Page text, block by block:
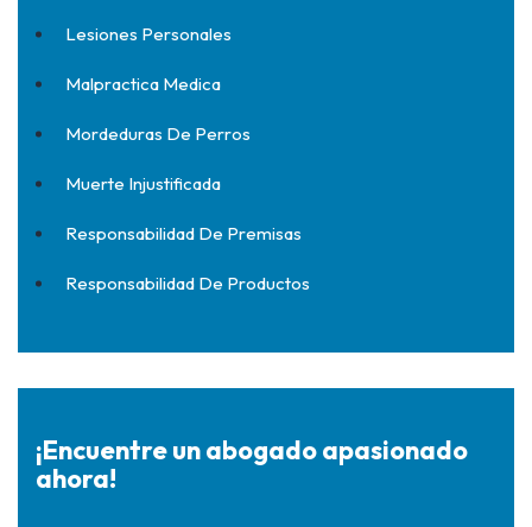
Lesiones Personales
Malpractica Medica
Mordeduras De Perros
Muerte Injustificada
Responsabilidad De Premisas
Responsabilidad De Productos
¡Encuentre un abogado apasionado
ahora!